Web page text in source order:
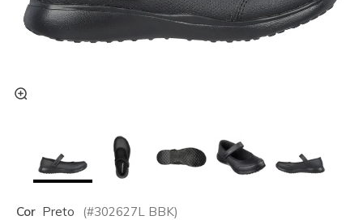
Cor Preto (#302627L BBK)